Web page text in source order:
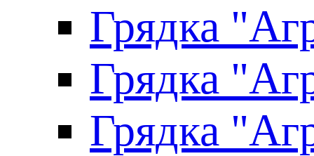
Грядка
Грядка
Грядка